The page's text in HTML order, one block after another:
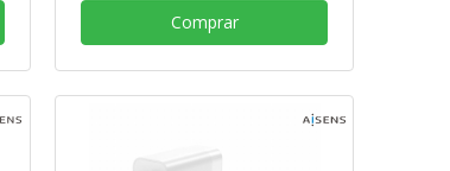
Comprar